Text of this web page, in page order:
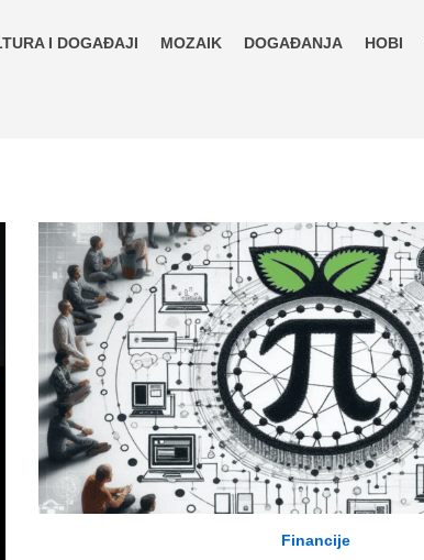
I DOGAĐAJI MOZAIK DOGAĐANJA HOBI
Financije